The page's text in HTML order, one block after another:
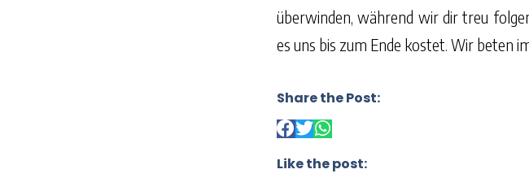
überwinden, während wir dir treu
es uns bis zum Ende kostet. Wir beten
Share the Post:
Like the post: